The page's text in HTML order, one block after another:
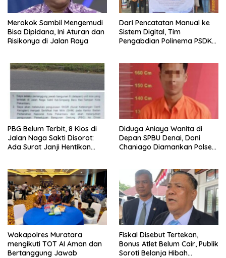
Merokok Sambil Mengemudi
Bisa Dipidana, Ini Aturan dan
Risikonya di Jalan Raya
Dari Pencatatan Manual ke
Sistem Digital, Tim
Pengabdian Polinema PSDKU
PBG Belum Terbit, 8 Kios di
Jalan Naga Sakti Disorot:
Ada Surat Janji Hentikan
Diduga Aniaya Wanita di
Depan SPBU Denai, Doni
Chaniago Diamankan Polsek
Wakapolres Muratara
mengikuti TOT AI Aman dan
Bertanggung Jawab
Fiskal Disebut Tertekan,
Bonus Atlet Belum Cair, Publik
Soroti Belanja Hibah